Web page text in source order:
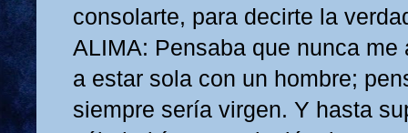
consolarte, para decirte la
ALIMA: Pensaba que nunca me
a estar sola con un hombre;
siempre sería virgen. Y hasta